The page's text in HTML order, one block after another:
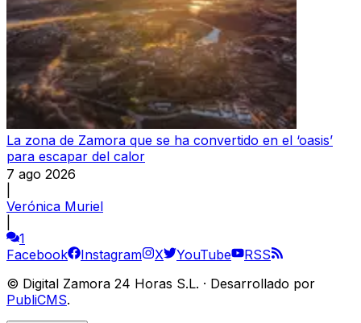
La zona de Zamora que se ha convertido en el ‘oasis’
para escapar del calor
7 ago 2026
Verónica Muriel
1
Facebook
Instagram X YouTube
RSS
© Digital Zamora 24 Horas S.L. · Desarrollado por
PubliCMS.